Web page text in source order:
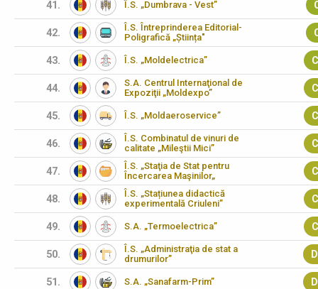
41. Î.S. „Dumbrava - Vest”
42.
Î.S. Întreprinderea Editorial-
Poligrafică „Știința"
43. Î.S. „Moldelectrica”
44.
S.A. Centrul Internaţional de
Expoziţii „Moldexpo”
45. Î.S. „Moldaeroservice”
46.
Î.S. Combinatul de vinuri de
calitate „Mileştii Mici”
47.
Î.S. „Staţia de Stat pentru
Încercarea Maşinilor„
48.
Î.S. „Stațiunea didactică
experimentală Criuleni”
49. S.A. „Termoelectrica”
50.
Î.S. „Administraţia de stat a
drumurilor”
51. S.A. „Sanafarm-Prim”